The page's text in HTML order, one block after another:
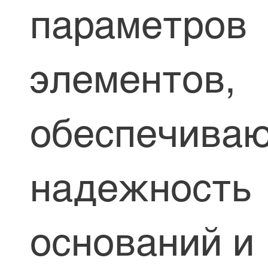
параметров
элементов,
надежность
оснований и